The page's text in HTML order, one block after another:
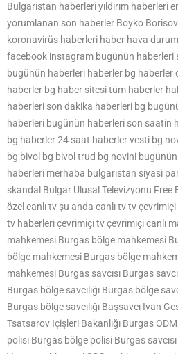
Bulgaristan haberleri yıldırım haberleri
yorumlanan son haberler Boyko
koronavirüs haberleri haber hava
facebook instagram bugünün haberleri
bugünün haberleri haberler bg haberler
haberler bg haber sitesi tüm haberler
haberleri son dakika haberleri bg
haberleri bugünün haberleri son saatin
bg haberler 24 saat haberler vesti bg
bg bivol bg bivol trud bg novini
haberleri merhaba bulgaristan siyasi
skandal Bulgar Ulusal Televizyonu Free
özel canlı tv şu anda canlı tv tv
tv haberleri çevrimiçi tv çevrimiçi canlı
mahkemesi Burgas bölge mahkemesi
bölge mahkemesi Burgas bölge
mahkemesi Burgas savcısı Burgas
Burgas bölge savcılığı Burgas bölge
Burgas bölge savcılığı Başsavcı Ivan
Tsatsarov İçişleri Bakanlığı Burgas
polisi Burgas bölge polisi Burgas